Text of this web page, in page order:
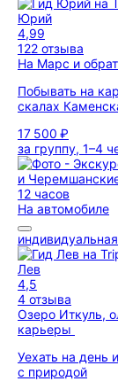
Юрий
4,99
122 отзыва
На Марс и
Побывать на
скалах
17 500 ₽
за группу, 1–4
12 часов
На автомобиле
индивидуальная
Лев
4,5
4 отзыва
Озеро Иткуль,
карьеры
Уехать на день
с природой